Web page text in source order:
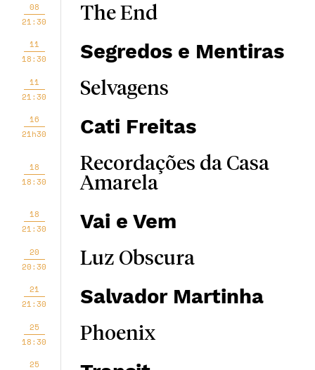
08
21:30
The End
11
18:30
Segredos e Mentiras
11
21:30
Selvagens
16
21h30
Cati Freitas
18
18:30
Recordações da Casa
Amarela
18
21:30
Vai e Vem
20
20:30
Luz Obscura
21
21:30
Salvador Martinha
25
18:30
Phoenix
25